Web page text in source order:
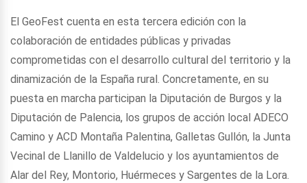
El GeoFest cuenta en esta tercera edición con la
colaboración de entidades públicas y privadas
comprometidas con el desarrollo cultural del territorio y la
dinamización de la España rural. Concretamente, en su
puesta en marcha participan la Diputación de Burgos y la
Diputación de Palencia, los grupos de acción local ADECO
Camino y ACD Montaña Palentina, Galletas Gullón, la Junta
Vecinal de Llanillo de Valdelucio y los ayuntamientos de
Alar del Rey, Montorio, Huérmeces y Sargentes de la Lora.